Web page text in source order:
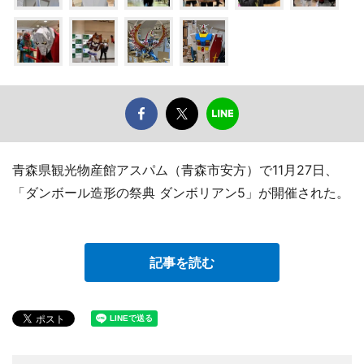
青森県観光物産館アスパム（青森市安方）で11月27日、
「ダンボール造形の祭典 ダンボリアン5」が開催された。
記事を読む